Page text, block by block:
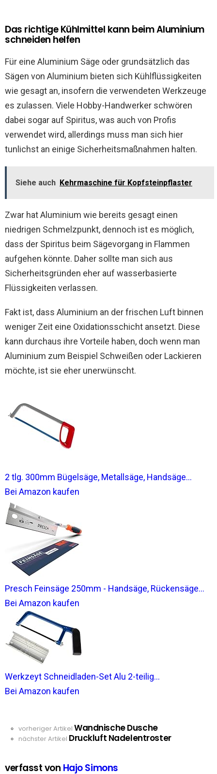
Das richtige Kühlmittel kann beim Aluminium
schneiden helfen
Für eine Aluminium Säge oder grundsätzlich das
Sägen von Aluminium bieten sich Kühlflüssigkeiten
wie gesagt an, insofern die verwendeten Werkzeuge
es zulassen. Viele Hobby-Handwerker schwören
dabei sogar auf Spiritus, was auch von Profis
verwendet wird, allerdings muss man sich hier
tunlichst an einige Sicherheitsmaßnahmen halten.
Siehe auch Kehrmaschine für Kopfsteinpflaster
Zwar hat Aluminium wie bereits gesagt einen
niedrigen Schmelzpunkt, dennoch ist es möglich,
dass der Spiritus beim Sägevorgang in Flammen
aufgehen könnte. Daher sollte man sich aus
Sicherheitsgründen eher auf wasserbasierte
Flüssigkeiten verlassen.
Fakt ist, dass Aluminium an der frischen Luft binnen
weniger Zeit eine Oxidationsschicht ansetzt. Diese
kann durchaus ihre Vorteile haben, doch wenn man
Aluminium zum Beispiel Schweißen oder Lackieren
möchte, ist sie eher unerwünscht.
2 tlg. 300mm Bügelsäge, Metallsäge, Handsäge...
Bei Amazon kaufen
Presch Feinsäge 250mm - Handsäge, Rückensäge...
Bei Amazon kaufen
Werkzeyt Schneidladen-Set Alu 2-teilig...
Bei Amazon kaufen
See
more
vorheriger Artikel Wandnische Dusche
nächster Artikel Druckluft Nadelentroster
verfasst von Hajo Simons